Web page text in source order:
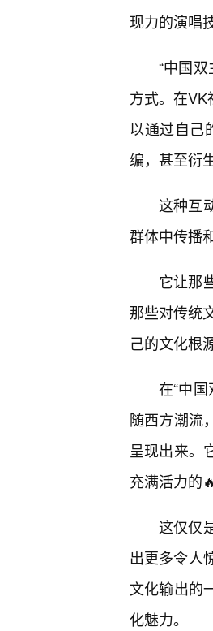
现力的演唱
“中国
方式。在
以通过自己
编，甚至衍
这种互
群体中传播
它让那
那些对传统
己的文化根
在“中
随西方潮流
呈现出来。
充满活力的
这仅仅
出更多令人
文化输出的
化魅力。